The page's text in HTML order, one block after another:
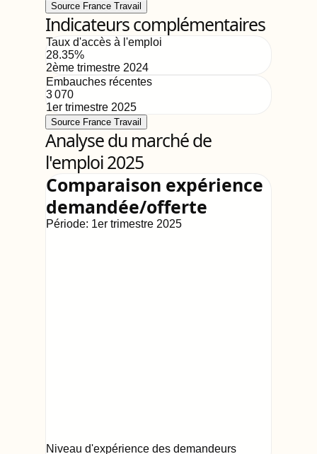
Source France Travail
Indicateurs complémentaires
Taux d'accès à l'emploi
28.35%
2ème trimestre 2024
Embauches récentes
3 070
1er trimestre 2025
Source France Travail
Analyse du marché de
l'emploi 2025
Comparaison expérience
demandée/offerte
Période: 1er trimestre 2025
Niveau d'expérience des demandeurs